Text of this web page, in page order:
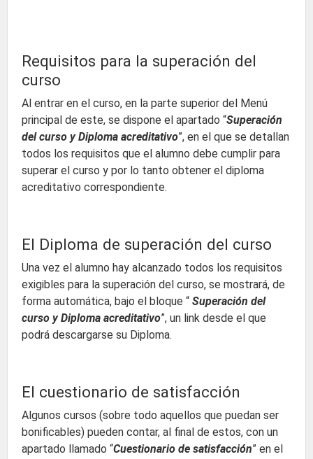
Requisitos para la superación del
curso
Al entrar en el curso, en la parte superior del Menú
principal de este, se dispone el apartado “Superación
del curso y Diploma acreditativo”, en el que se detallan
todos los requisitos que el alumno debe cumplir para
superar el curso y por lo tanto obtener el diploma
acreditativo correspondiente.
El Diploma de superación del curso
Una vez el alumno hay alcanzado todos los requisitos
exigibles para la superación del curso, se mostrará, de
forma automática, bajo el bloque “ Superación del
curso y Diploma acreditativo”, un link desde el que
podrá descargarse su Diploma.
El cuestionario de satisfacción
Algunos cursos (sobre todo aquellos que puedan ser
bonificables) pueden contar, al final de estos, con un
apartado llamado “Cuestionario de satisfacción” en el